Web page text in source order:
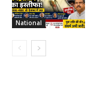
National